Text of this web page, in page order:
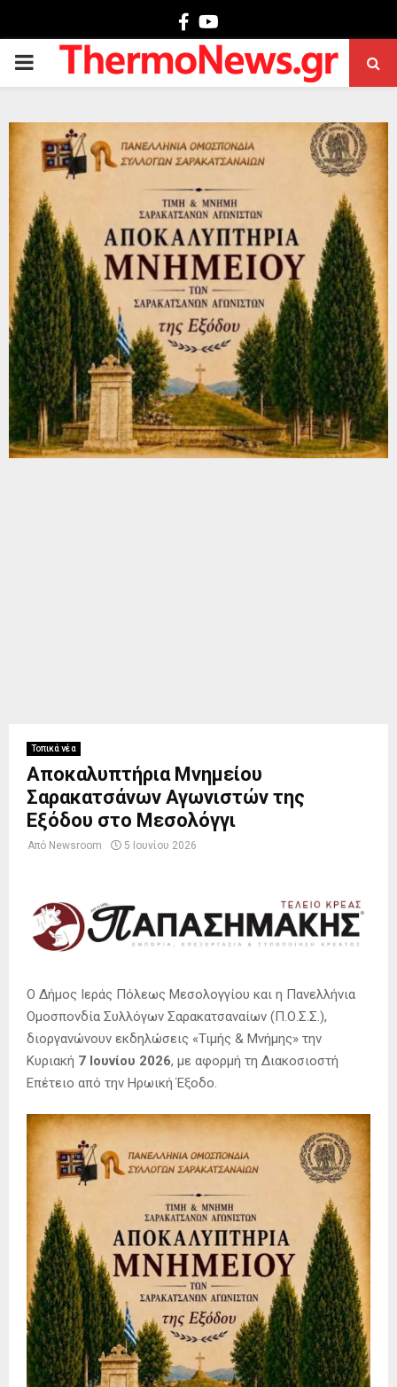
Facebook
PRIMARY
Τοπικά νέα
Αποκαλυπτήρια Μνημείου
Σαρακατσάνων Αγωνιστών της
Εξόδου στο Μεσολόγγι
Από Newsroom 5 Ιουνίου 2026
Ο Δήμος Ιεράς Πόλεως Μεσολογγίου και η Πανελλήνια
Ομοσπονδία Συλλόγων Σαρακατσαναίων (Π.Ο.Σ.Σ.),
διοργανώνουν εκδηλώσεις «Τιμής & Μνήμης» την
Κυριακή 7 Ιουνίου 2026, με αφορμή τη Διακοσιοστή
Επέτειο από την Ηρωική Έξοδο.